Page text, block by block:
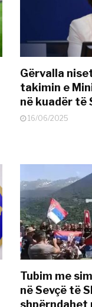
Gërvalla
takimin e
në kuadër të
16/06/2025
Tubim me
në Sevçë të